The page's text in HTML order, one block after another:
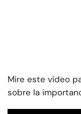
Mire este vídeo
sobre la